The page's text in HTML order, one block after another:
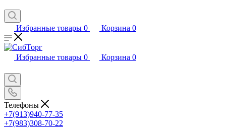
Избранные товары 0 Корзина 0
Избранные товары 0 Корзина 0
Телефоны
+7(913)940-77-35
+7(983)308-70-22